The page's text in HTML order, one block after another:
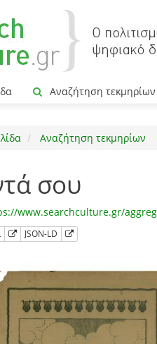
Αναζήτηση τεκμηρίων
Αναζήτηση τεκμηρίων
σου
www.searchculture.gr/
JSON-LD